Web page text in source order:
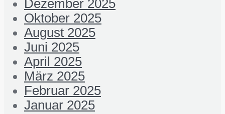
Dezember 2025
Oktober 2025
August 2025
Juni 2025
April 2025
März 2025
Februar 2025
Januar 2025